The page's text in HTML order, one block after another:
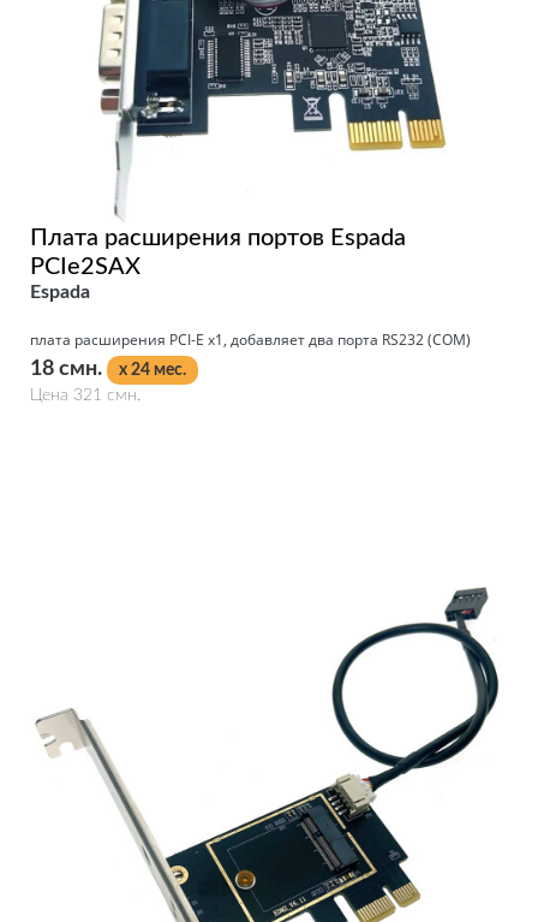
Плата расширения портов Espada
PCIe2SAX
Espada
плата расширения PCI-E x1, добавляет два порта RS232 (COM)
18 смн.
x 24 мес.
Цена 321 смн.